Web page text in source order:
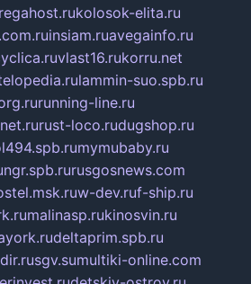
regahost.rukolosok-elita.ru
insiam.ruavegainfo.ru
vlast16.rukorru.net
lammin-suo.spb.ru
running-line.ru
rust-loco.rudugshop.ru
mymubaby.ru
ngr.spb.rurusgosnews.com
w-dev.ruf-ship.ru
malinasp.rukinosvin.ru
deltaprim.spb.ru
sgv.sumultiki-online.com